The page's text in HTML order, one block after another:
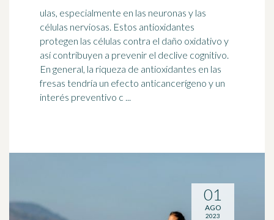
ulas, especialmente en las neuronas y las
células nerviosas. Estos antioxidantes
protegen las células contra el daño oxidativo y
así contribuyen a prevenir el declive cognitivo.
En general, la riqueza de antioxidantes en las
fresas tendría un efecto anticancerígeno y un
interés preventivo c ...
01
AGO
2023